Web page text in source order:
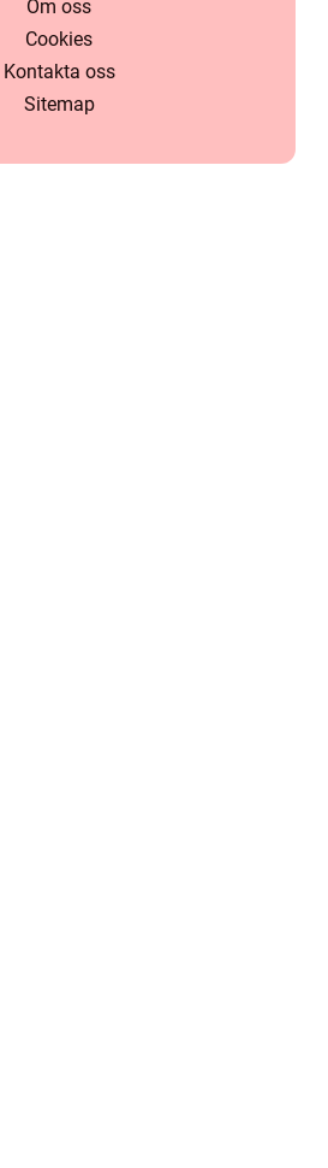
Om oss
Cookies
Kontakta oss
Sitemap